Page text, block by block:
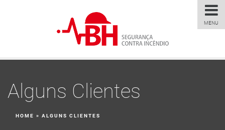
MENU
Alguns Clientes
HOME » ALGUNS CLIENTES